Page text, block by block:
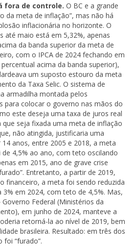
fora de controle. O BC e a grande
da meta de inflação”, mas não há
inflacionária no horizonte. O
até maio está em 5,32%, apenas
da banda superior da meta de
com o IPCA de 2024 fechando em
acima da banda superior),
um suposto estouro da meta
da Taxa Selic. O sistema de
armadilha montada pelos
para colocar o governo nas mãos do
este deseja uma taxa de juros real
que seja fixada uma meta de inflação
não atingida, justificaria uma
anos, entre 2005 e 2018, a meta
4,5% ao ano, com teto oscilando
em 2015, ano de grave crise
Entretanto, a partir de 2019,
financeiro, a meta foi sendo reduzida
em 2024, com teto de 4,5%. Mas,
Federal (Ministérios da
em junho de 2024, manteve a
retorná-la ao nível de 2019, bem
brasileira. Resultado: em três dos
“furado”.